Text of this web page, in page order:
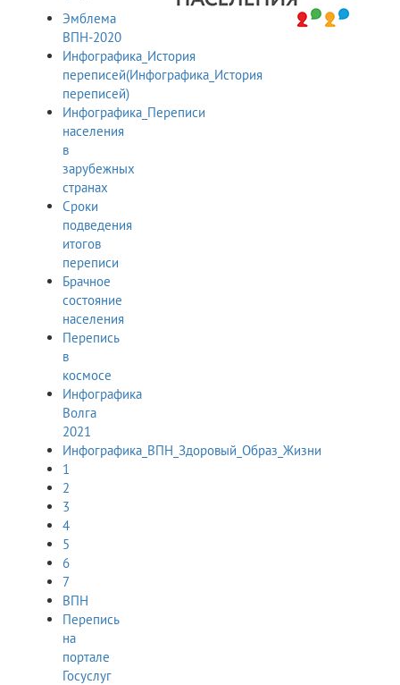
Эмблема
ВПН-2020
Инфографика_История
переписей(Инфографика_История
переписей)
Инфографика_Переписи
населения
в
зарубежных
странах
Сроки
подведения
итогов
переписи
Брачное
состояние
населения
Перепись
в
космосе
Инфографика
Волга
2021
Инфографика_ВПН_Здоровый_Образ_Жизни
1
2
3
4
5
6
7
ВПН
Перепись
на
портале
Госуслуг